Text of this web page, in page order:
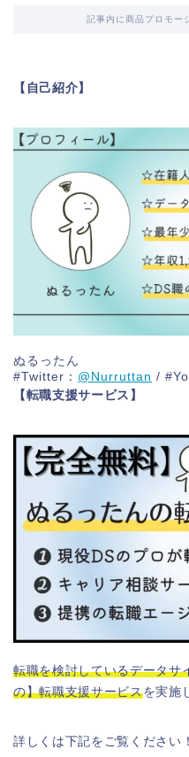
記事内に商品プロモー
【自己紹介】
ぬるったん
#Twitter： @Nurruttan /
【転職支援サービス】
転職を検討しているデータサ
の】転職支援サービスを実施
詳しくは下記をご覧ください！